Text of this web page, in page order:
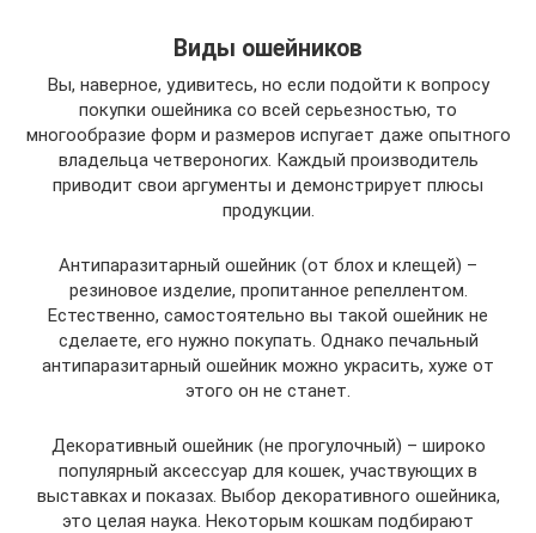
Виды ошейников
Вы, наверное, удивитесь, но если подойти к вопросу
покупки ошейника со всей серьезностью, то
многообразие форм и размеров испугает даже опытного
владельца четвероногих. Каждый производитель
приводит свои аргументы и демонстрирует плюсы
продукции.
Антипаразитарный ошейник (от блох и клещей) –
резиновое изделие, пропитанное репеллентом.
Естественно, самостоятельно вы такой ошейник не
сделаете, его нужно покупать. Однако печальный
антипаразитарный ошейник можно украсить, хуже от
этого он не станет.
Декоративный ошейник (не прогулочный) – широко
популярный аксессуар для кошек, участвующих в
выставках и показах. Выбор декоративного ошейника,
это целая наука. Некоторым кошкам подбирают